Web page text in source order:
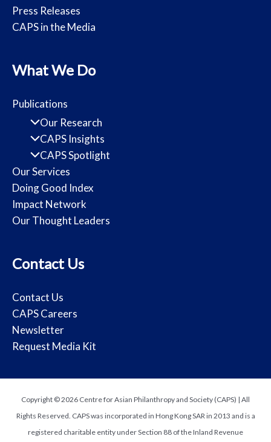
Press Releases
CAPS in the Media
What We Do
Publications
Our Research
CAPS Insights
CAPS Spotlight
Our Services
Doing Good Index
Impact Network
Our Thought Leaders
Contact Us
Contact Us
CAPS Careers
Newsletter
Request Media Kit
Copyright © 2026 Centre for Asian Philanthropy and Society (CAPS) | All
Rights Reserved. CAPS was incorporated in Hong Kong SAR in 2013 and is a
registered charitable entity under Section 88 of the Inland Revenue